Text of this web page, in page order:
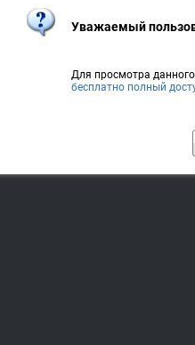
Уважаемый
Для просмотра
бесплатно полный